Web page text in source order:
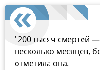
"200 тысяч смертей
несколько месяцев,
отметила она.